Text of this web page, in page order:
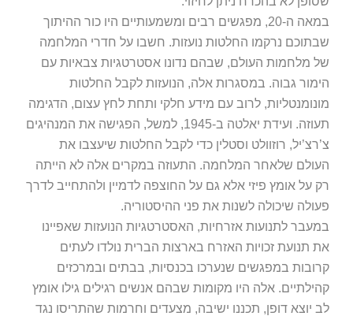
במאה ה-20, מפגשים רבים ומשמעותיים היו כור ההיתוך
נרקמו החלטות נועזות. חשבו על חדרי המלחמה
מלחמות העולם, שבהם נדונו אסטרטגיות צבאיות עם
גבוה. במסגרות אלה, הנועזות לקבל החלטות
לרוב עם מידע חלקי ותחת לחץ עצום, הדגימה
תעוזה. ועידת יאלטה ב-1945, למשל, הפגישה את המנהיגים
רוזוולט וסטלין כדי לקבל החלטות שיעצבו את
שלאחר המלחמה. התעוזה במקרים אלה לא הייתה
על אומץ פיזי אלא גם על החוצפה לדמיין ולהתחייב לדרך
שיכולה לשנות את פני ההיסטוריה.
לתנועות אזרחיות, האסטרטגיות הנועזות שאפיינו
תנועת זכויות האזרח בארצות הברית נולדו לעתים
במפגשים שנערכו בכנסיות, בבתים ובמרכזים
אלה היו מקומות שבהם אנשים רגילים גילו אומץ
יוצא דופן, תכננו ישיבה, מצעדים וחרמות שהתריסו נגד